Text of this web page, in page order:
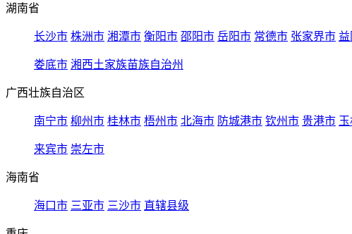
湖南省
长沙市 株洲市 湘潭市 衡阳市 邵阳市 岳阳市 常德市 张家界市
娄底市 湘西土家族苗族自治州
广西壮族自治区
南宁市 柳州市 桂林市 梧州市 北海市 防城港市 钦州市 贵港市
来宾市 崇左市
海南省
海口市 三亚市 三沙市 直辖县级